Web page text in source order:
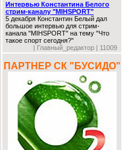
Интервью Константина Белого
стрим-каналу "MIHSPORT"
5 декабря Константин Белый дал
большое интервью для стрим-
канала "MIHSPORT" на тему "Что
такое спорт сегодня?"
| Главный_редактор | 11009
ПАРТНЕР СК "БУСИДО"